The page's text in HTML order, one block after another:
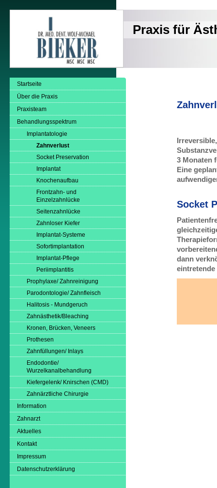
Praxis für
3 Monaten
Eine
Socket
dann
Startseite
Über die Praxis
Praxisteam
Behandlungsspektrum
Implantatologie
Zahnverlust
Socket Preservation
Implantat
Knochenaufbau
Frontzahn- und
Einzelzahnlücke
Seitenzahnlücke
Zahnloser Kiefer
Implantat-Systeme
Sofortimplantation
Implantat-Pflege
Periimplantitis
Prophylaxe/ Zahnreinigung
Parodontologie/ Zahnfleisch
Halitosis - Mundgeruch
Zahnästhetik/Bleaching
Kronen, Brücken, Veneers
Prothesen
Zahnfüllungen/ Inlays
Endodontie/
Wurzelkanalbehandlung
Kiefergelenk/ Knirschen (CMD)
Zahnärztliche Chirurgie
Information
Zahnarzt
Aktuelles
Kontakt
Impressum
Datenschutzerklärung